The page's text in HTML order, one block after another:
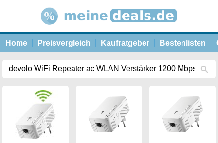
Home Preisvergleich Kaufratgeber Bestenlisten